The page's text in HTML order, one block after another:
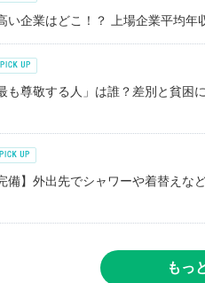
い企業はどこ！？ 上場企業平均
も尊敬する人」は誰？差別と貧困
備】外出先でシャワーや着替え
もっ